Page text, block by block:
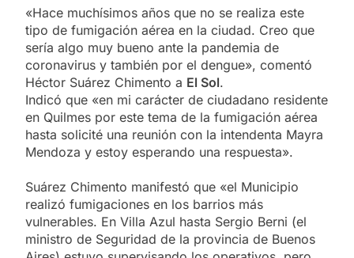
«Hace muchísimos años que no se realiza este
tipo de fumigación aérea en la ciudad. Creo que
sería algo muy bueno ante la pandemia de
coronavirus y también por el dengue», comentó
Héctor Suárez Chimento a El Sol.
Indicó que «en mi carácter de ciudadano residente
en Quilmes por este tema de la fumigación aérea
hasta solicité una reunión con la intendenta Mayra
Mendoza y estoy esperando una respuesta».
Suárez Chimento manifestó que «el Municipio
realizó fumigaciones en los barrios más
vulnerables. En Villa Azul hasta Sergio Berni (el
ministro de Seguridad de la provincia de Buenos